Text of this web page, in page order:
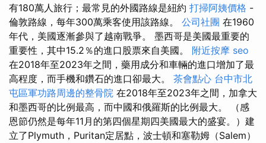
有180萬人旅行；最常見的外國路線是紐約 打掃阿姨價格 -
倫敦路線，每年300萬乘客使用該路線。 公司社團 在1960
年代，美國逐漸參與了越南戰爭。 墨西哥是美國最重要的
重要性，其中15.2％的進口股票來自美國。 附近按摩 seo
在2018年至2023年之間，藥用成分和車輛的進口增加了最
高程度，而手機和鑽石的進口卻最大。 茶會點心 台中市北
屯區軍功路周邊的整骨院 在2018年至2023年之間，加拿大
和墨西哥的比例最高，而中國和俄羅斯的比例最大。 （感
恩節仍然是每年11月的第四個星期四美國最大的盛宴。）建
立了Plymuth，Puritan定居點，波士頓和塞勒姆（Salem）